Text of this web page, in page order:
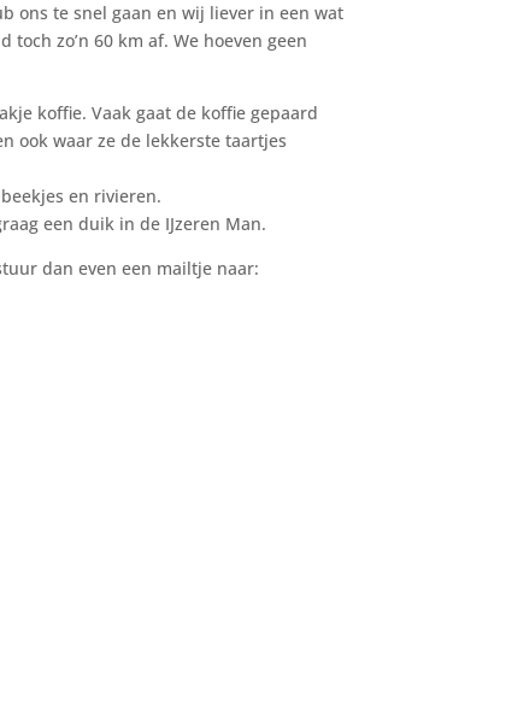
ons te snel gaan en wij liever in een wat
zo’n 60 km af. We hoeven geen
koffie. Vaak gaat de koffie gepaard
ook waar ze de lekkerste taartjes
en rivieren.
een duik in de IJzeren Man.
dan even een mailtje naar: